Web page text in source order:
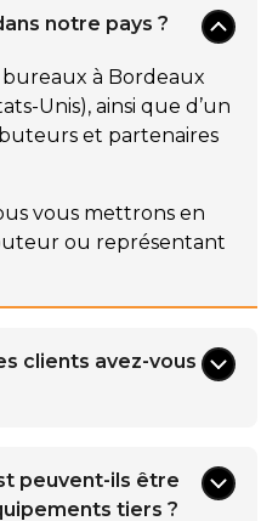
notre pays ?
à Bordeaux
Unis), ainsi que d’un
et partenaires
vous mettrons en
ou représentant
clients avez-vous
le monde entier :
diffusion, groupes
peuvent-ils être
tiers ?